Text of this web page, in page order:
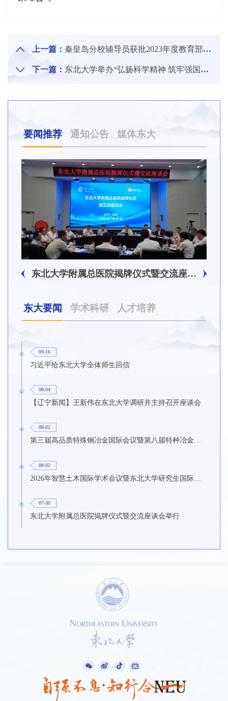
上一篇： 秦皇岛分校辅导员获批2023年度教育部人文社会科学研究专项任务项目
下一篇： 东北大学举办“弘扬科学精神 筑牢强国梦想”院士学生面对面活动
要闻推荐 通知公告 媒体东大
东北大学附属总医院揭牌仪式暨交流座谈会举行
东大要闻 学术科研 人才培养
09-16
习近平给东北大学全体师生回信
08-04
【辽宁新闻】王新伟在东北大学调研并主持召开座谈会
08-02
第三届高品质特殊钢冶金国际会议暨第八届特种冶金技术学术会议在东北大学召开
08-02
2026年智慧土木国际学术会议暨东北大学研究生国际暑期学校第九期在东北大学召开
07-30
东北大学附属总医院揭牌仪式暨交流座谈会举行